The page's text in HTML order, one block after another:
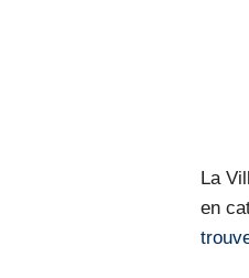
La
en